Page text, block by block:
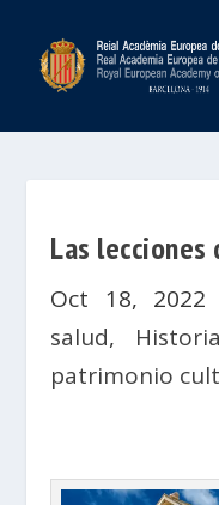
Las
Oct 18, 2022
salud, Historia
patrimonio